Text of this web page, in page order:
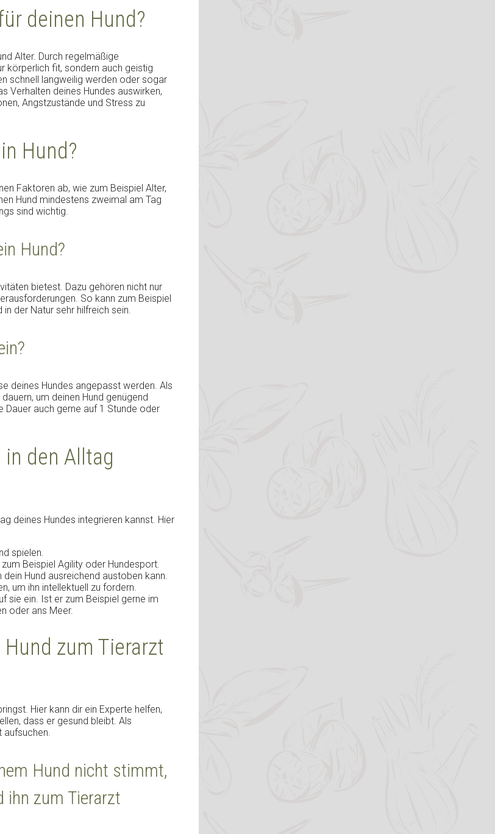
deinen Hund?
Alter. Durch regelmäßige
körperlich fit, sondern auch geistig
schnell langweilig werden oder sogar
Verhalten deines Hundes auswirken,
Angstzustände und Stress zu
Hund?
Faktoren ab, wie zum Beispiel Alter,
Hund mindestens zweimal am Tag
sind wichtig.
Hund?
bietest. Dazu gehören nicht nur
So kann zum Beispiel
der Natur sehr hilfreich sein.
deines Hundes angepasst werden. Als
um deinen Hund genügend
Dauer auch gerne auf 1 Stunde oder
den Alltag
deines Hundes integrieren kannst. Hier
spielen.
Beispiel Agility oder Hundesport.
Hund ausreichend austoben kann.
um ihn intellektuell zu fordern.
sie ein. Ist er zum Beispiel gerne im
oder ans Meer.
zum Tierarzt
Hier kann dir ein Experte helfen,
dass er gesund bleibt. Als
aufsuchen.
Hund nicht stimmt,
zum Tierarzt